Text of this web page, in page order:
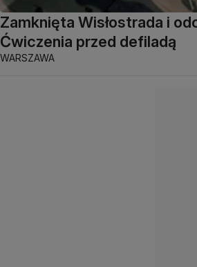
Zamknięta Wisłostrada i
Ćwiczenia przed defiladą
WARSZAWA